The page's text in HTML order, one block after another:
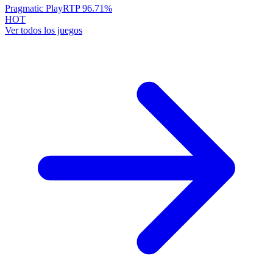
Pragmatic PlayRTP96.71%
HOT
Ver todos los juegos